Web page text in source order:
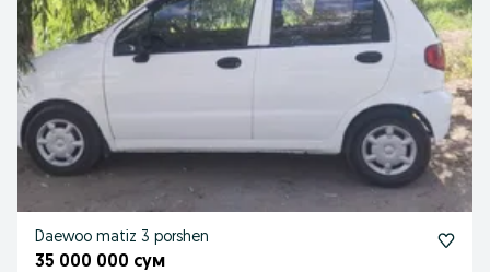
Daewoo matiz 3 porshen
35 000 000 сум